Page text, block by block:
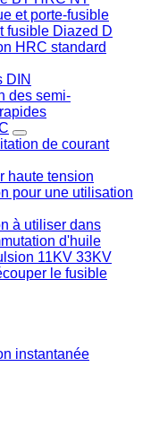
et porte-fusible
fusible Diazed D
HRC standard
DIN
des semi-
de courant
haute tension
pour une utilisation
à utiliser dans
d'huile
11KV 33KV
le fusible
instantanée